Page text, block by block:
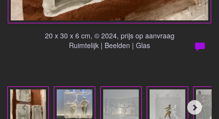
20 x 30 x 6 cm, © 2024, prijs op aanvraag
Ruimtelijk | Beelden | Glas